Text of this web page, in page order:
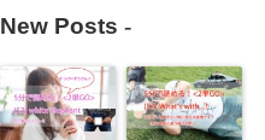
める！】
New Posts -